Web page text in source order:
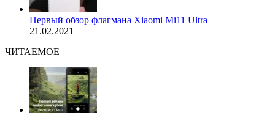
Первый обзор флагмана Xiaomi Mi11 Ultra
21.02.2021
ЧИТАЕМОЕ